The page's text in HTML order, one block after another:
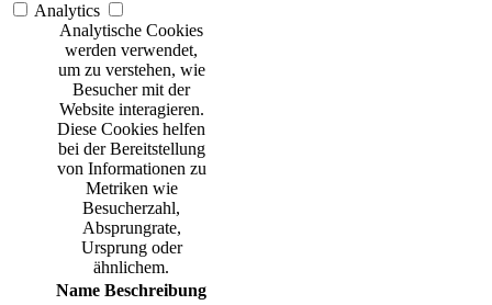
Analytics
Analytische Cookies
werden verwendet,
um zu verstehen, wie
Besucher mit der
Website interagieren.
Diese Cookies helfen
bei der Bereitstellung
von Informationen zu
Metriken wie
Besucherzahl,
Absprungrate,
Ursprung oder
ähnlichem.
Name Beschreibung